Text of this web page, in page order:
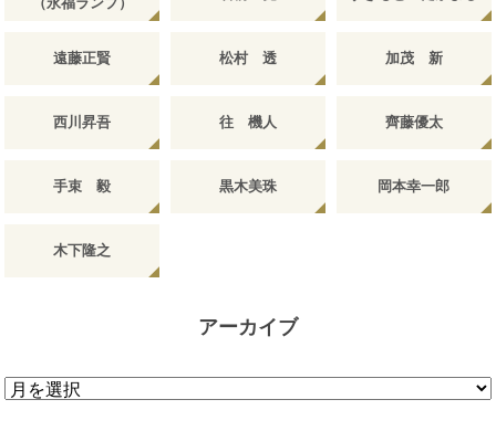
遠藤正賢 松村 透 加茂 新
西川昇吾 往 機人 齊藤優太
手束 毅 黒木美珠 岡本幸一郎
木下隆之
アーカイブ
ア